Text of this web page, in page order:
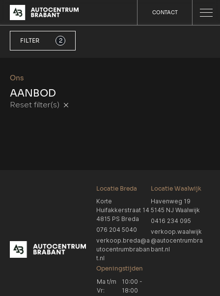
CONTACT
Ons
AANBOD
Reset filter(s)
FILTER 2
Locatie Breda
Korte
Huifakkerstraat 14
4815 PS Breda
076 204 5040
verkoop.breda@a
utocentrumbraban
t.nl
Locatie Waalwijk
Havenweg 19
5145 NJ Waalwijk
0416 234 095
verkoop.waalwijk
@autocentrumbra
bant.nl
Openingstijden
Ma t/m
Vr:
10:00 -
18:00